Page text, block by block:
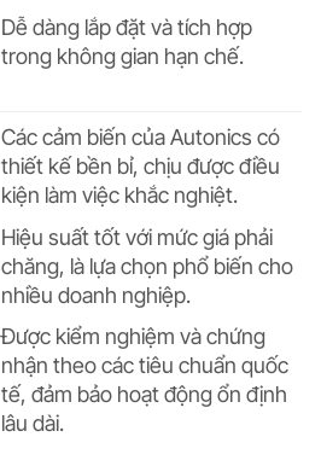
Dễ dàng lắp đặt và tích hợp
trong không gian hạn chế.
Các cảm biến của Autonics có
thiết kế bền bỉ, chịu được điều
kiện làm việc khắc nghiệt.
Hiệu suất tốt với mức giá phải
chăng, là lựa chọn phổ biến cho
nhiều doanh nghiệp.
Được kiểm nghiệm và chứng
nhận theo các tiêu chuẩn quốc
tế, đảm bảo hoạt động ổn định
lâu dài.